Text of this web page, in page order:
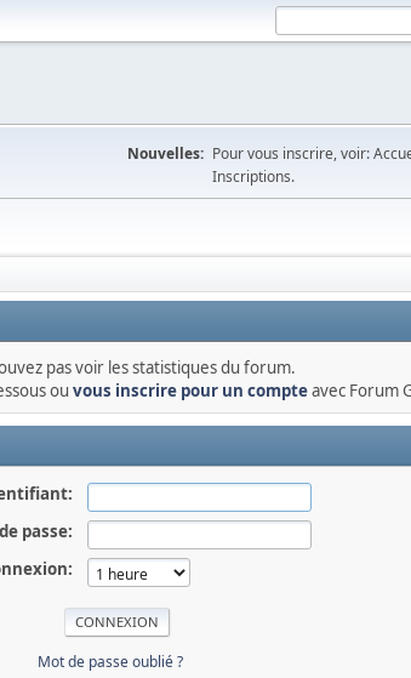
Nouvelles: Pour vous inscrire, voir:
Inscriptions.
pas voir les statistiques du forum.
ou vous inscrire pour un compteavec Forum
passe:
Mot de passe oublié ?